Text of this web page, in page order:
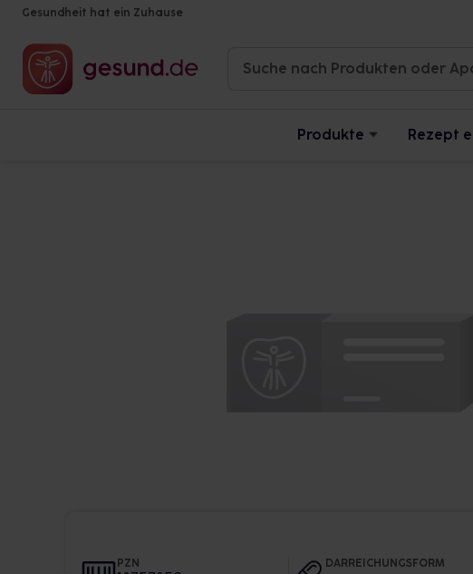
Gesundheit hat ein Zuhause
Produkte Rezept
PZN DARREICHUNGSFORM